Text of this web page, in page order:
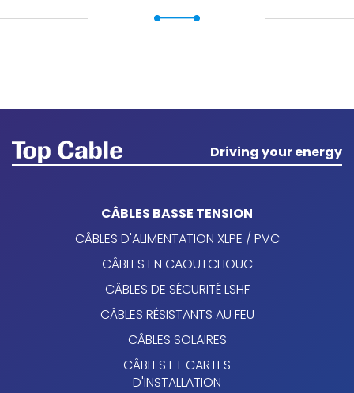
Driving your energy
CÂBLES BASSE TENSION
CÂBLES D'ALIMENTATION XLPE / PVC
CÂBLES EN CAOUTCHOUC
CÂBLES DE SÉCURITÉ LSHF
CÂBLES RÉSISTANTS AU FEU
CÂBLES SOLAIRES
CÂBLES ET CARTES
D'INSTALLATION